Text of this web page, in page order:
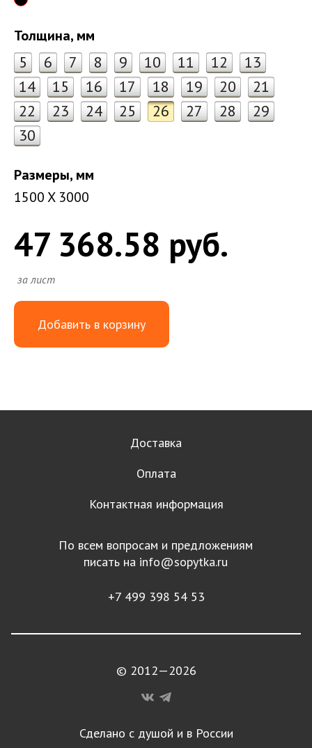
Толщина, мм
5 6 7 8 9 10 11 12
13
14
15 16 17 18 19 20
21
22
23 24 25 26 27 28
29
30
Размеры, мм
1500 X 3000
47 368.58 руб.
за лист
Добавить в корзину
Доставка
Оплата
Контактная информация
По всем вопросам и предложениям
писать на info@sopytka.ru
+7 499 398 54 53
© 2012—2026
Сделано с душой и в России